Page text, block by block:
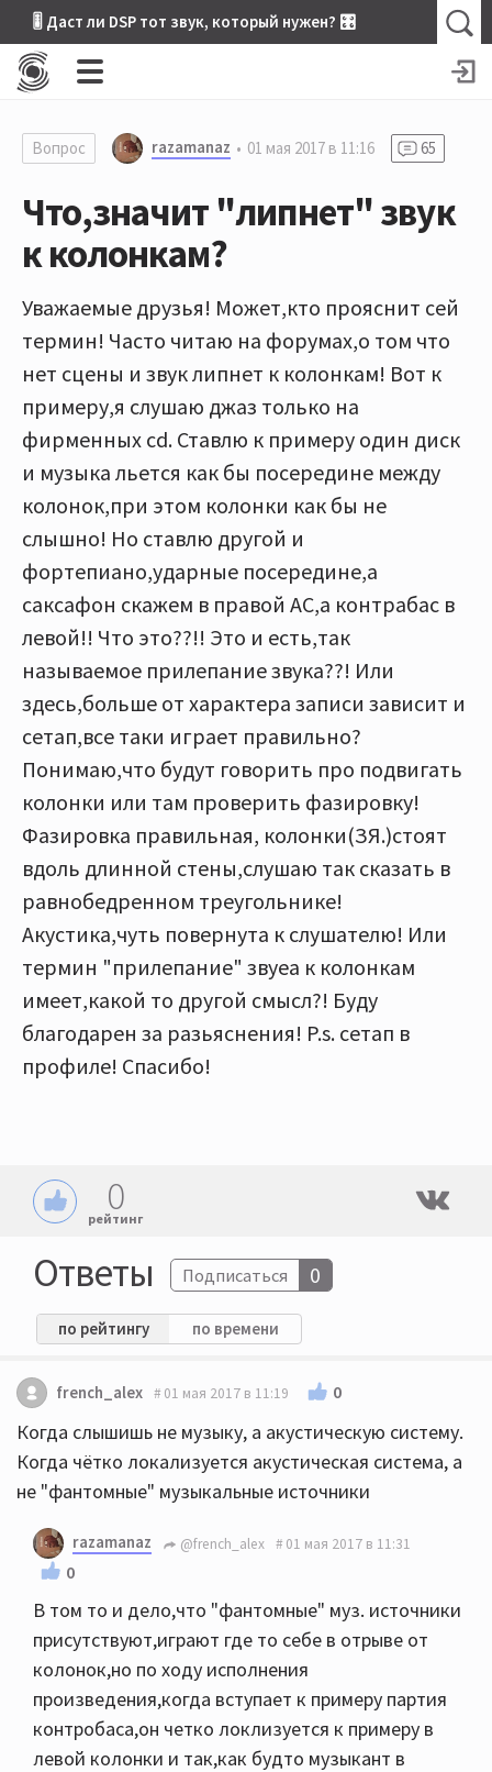
🎚 Даст ли DSP тот звук, который нужен? 🎛
Вопрос razamanaz 01 мая 2017 в 11:16 65
Что,значит "липнет" звук
к колонкам?
Уважаемые друзья! Может,кто прояснит сей
термин! Часто читаю на форумах,о том что
нет сцены и звук липнет к колонкам! Вот к
примеру,я слушаю джаз только на
фирменных cd. Ставлю к примеру один диск
и музыка льется как бы посередине между
колонок,при этом колонки как бы не
слышно! Но ставлю другой и
фортепиано,ударные посередине,а
саксафон скажем в правой АС,а контрабас в
левой!! Что это??!! Это и есть,так
называемое прилепание звука??! Или
здесь,больше от характера записи зависит и
сетап,все таки играет правильно?
Понимаю,что будут говорить про подвигать
колонки или там проверить фазировку!
Фазировка правильная, колонки(ЗЯ.)стоят
вдоль длинной стены,слушаю так сказать в
равнобедренном треугольнике!
Акустика,чуть повернута к слушателю! Или
термин "прилепание" звуеа к колонкам
имеет,какой то другой смысл?! Буду
благодарен за разьяснения! P.s. сетап в
профиле! Спасибо!
0
рейтинг
Ответы Подписаться 0
по рейтингу по времени
french_alex 01 мая 2017 в 11:19 0
Когда слышишь не музыку, а акустическую систему.
Когда чётко локализуется акустическая система, а
не "фантомные" музыкальные источники
razamanaz @french_alex 01 мая 2017 в 11:31
0
В том то и дело,что "фантомные" муз. источники
присутствуют,играют где то себе в отрыве от
колонок,но по ходу исполнения
произведения,когда вступает к примеру партия
контробаса,он четко локлизуется к примеру в
левой колонки и так,как будто музыкант в